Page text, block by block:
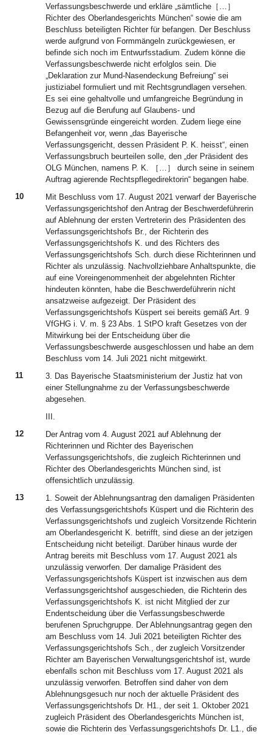
Verfassungsbeschwerde und erkläre „sämtliche［…］
Richter des Oberlandesgerichts München“ sowie die am
Beschluss beteiligten Richter für befangen. Der Beschluss
werde aufgrund von Formmängeln zurückgewiesen, er
befinde sich noch im Entwurfsstadium. Zudem könne die
Verfassungsbeschwerde nicht erfolglos sein. Die
„Deklaration zur Mund-Nasendeckung Befreiung“ sei
justiziabel formuliert und mit Rechtsgrundlagen versehen.
Es sei eine gehaltvolle und umfangreiche Begründung in
Bezug auf die Berufung auf Glaubens- und
Gewissensgründe eingereicht worden. Zudem liege eine
Befangenheit vor, wenn „das Bayerische
Verfassungsgericht, dessen Präsident P. K. heisst“, einen
Verfassungsbruch beurteilen solle, den „der Präsident des
OLG München, namens P. K. ［…］ durch seine in seinem
Auftrag agierende Rechtspflegedirektorin“ begangen habe.
10
Mit Beschluss vom 17. August 2021 verwarf der Bayerische
Verfassungsgerichtshof den Antrag der Beschwerdeführerin
auf Ablehnung der ersten Vertreterin des Präsidenten des
Verfassungsgerichtshofs Br., der Richterin des
Verfassungsgerichtshofs K. und des Richters des
Verfassungsgerichtshofs Sch. durch diese Richterinnen und
Richter als unzulässig. Nachvollziehbare Anhaltspunkte, die
auf eine Voreingenommenheit der abgelehnten Richter
hindeuten könnten, habe die Beschwerdeführerin nicht
ansatzweise aufgezeigt. Der Präsident des
Verfassungsgerichtshofs Küspert sei bereits gemäß Art. 9
VfGHG i. V. m. § 23 Abs. 1 StPO kraft Gesetzes von der
Mitwirkung bei der Entscheidung über die
Verfassungsbeschwerde ausgeschlossen und habe an dem
Beschluss vom 14. Juli 2021 nicht mitgewirkt.
11
3. Das Bayerische Staatsministerium der Justiz hat von
einer Stellungnahme zu der Verfassungsbeschwerde
abgesehen.
III.
12
Der Antrag vom 4. August 2021 auf Ablehnung der
Richterinnen und Richter des Bayerischen
Verfassungsgerichtshofs, die zugleich Richterinnen und
Richter des Oberlandesgerichts München sind, ist
offensichtlich unzulässig.
13
1. Soweit der Ablehnungsantrag den damaligen Präsidenten
des Verfassungsgerichtshofs Küspert und die Richterin des
Verfassungsgerichtshofs und zugleich Vorsitzende Richterin
am Oberlandesgericht K. betrifft, sind diese an der jetzigen
Entscheidung nicht beteiligt. Darüber hinaus wurde der
Antrag bereits mit Beschluss vom 17. August 2021 als
unzulässig verworfen. Der damalige Präsident des
Verfassungsgerichtshofs Küspert ist inzwischen aus dem
Verfassungsgerichtshof ausgeschieden, die Richterin des
Verfassungsgerichtshofs K. ist nicht Mitglied der zur
Endentscheidung über die Verfassungsbeschwerde
berufenen Spruchgruppe. Der Ablehnungsantrag gegen den
am Beschluss vom 14. Juli 2021 beteiligten Richter des
Verfassungsgerichtshofs Sch., der zugleich Vorsitzender
Richter am Bayerischen Verwaltungsgerichtshof ist, wurde
ebenfalls schon mit Beschluss vom 17. August 2021 als
unzulässig verworfen. Betroffen sind daher von dem
Ablehnungsgesuch nur noch der aktuelle Präsident des
Verfassungsgerichtshofs Dr. H1., der seit 1. Oktober 2021
zugleich Präsident des Oberlandesgerichts München ist,
sowie die Richterin des Verfassungsgerichtshofs Dr. L1., die